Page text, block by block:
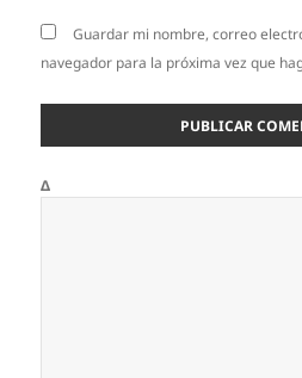
Guardar mi nombre, correo
navegador para la próxima vez que
Δ